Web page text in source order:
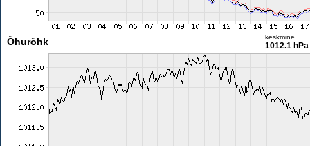
Õhurõhk keskmine
1012.1 hPa